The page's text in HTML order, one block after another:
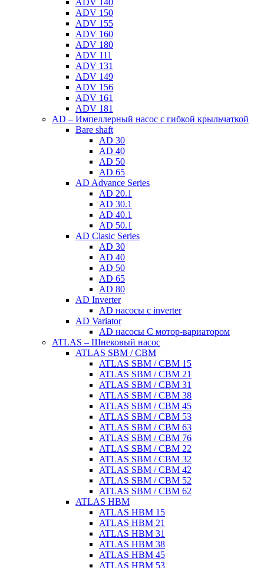
ADV 140
ADV 150
ADV 155
ADV 160
ADV 180
ADV 111
ADV 131
ADV 149
ADV 156
ADV 161
ADV 181
AD – Импеллерный насос с гибкой крыльчаткой
Bare shaft
AD 30
AD 40
AD 50
AD 65
AD Advance Series
AD 20.1
AD 30.1
AD 40.1
AD 50.1
AD Clasic Series
AD 30
AD 40
AD 50
AD 65
AD 80
AD Inverter
AD насосы с inverter
AD Variator
AD насосы С мотор-вариатором
ATLAS – Шнековый насос
ATLAS SBM / CBM
ATLAS SBM / CBM 15
ATLAS SBM / CBM 21
ATLAS SBM / CBM 31
ATLAS SBM / CBM 38
ATLAS SBM / CBM 45
ATLAS SBM / CBM 53
ATLAS SBM / CBM 63
ATLAS SBM / CBM 76
ATLAS SBM / CBM 22
ATLAS SBM / CBM 32
ATLAS SBM / CBM 42
ATLAS SBM / CBM 52
ATLAS SBM / CBM 62
ATLAS HBM
ATLAS HBM 15
ATLAS HBM 21
ATLAS HBM 31
ATLAS HBM 38
ATLAS HBM 45
ATLAS HBM 53